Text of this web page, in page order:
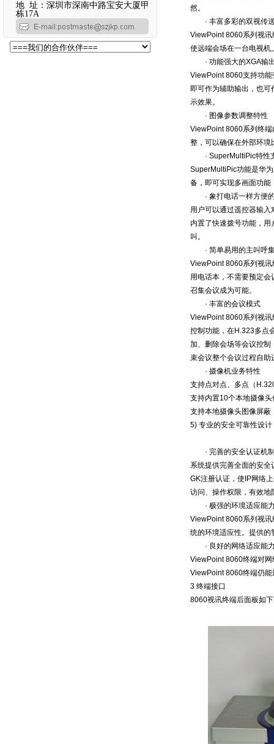
地 址：深圳市深南中路宝安大厦甲
栋17A
然。
· 丰富多彩的双视传
ViewPoint 8060系列视讯
使远端会场在一台电视机
· 功能强大的XGA输
ViewPoint 8060支持功
即可作为辅助输出，也
示效果。
· 图像参数调整特性
ViewPoint 8060系列终端
整，可以确保在外部环境
· SuperMultiPic特性
SuperMultiPic功能是华
备，即可实现多画面功
· 象打电话一样方便
用户可以通过遥控器输
内置了快速拨号功能，
叫。
· 简单易用的主叫呼
ViewPoint 8060系列视讯
用电话本，不需要预定
召集会议成为可能。
· 丰富的会议模式
ViewPoint 8060系列视
控制功能，在H.323多点
加、删除会场等会议控制
束会议整个会议过程自助
· 摄像机业务特性
支持点对点、多点（
支持内置10个本地摄像
支持本地摄像头图像屏蔽
5) 专业的安全可靠性设计
· 完善的安全认证机
系统提供完善全面的安
GK注册认证，使IP网络
访问、操作权限，有效地
· 极强的环境适应能
ViewPoint 8060系列视讯
统的环境适应性。提供的
· 良好的网络适应能
ViewPoint 8060终端对网
ViewPoint 8060终端仍
3 终端接口
8060视讯终端后面板如